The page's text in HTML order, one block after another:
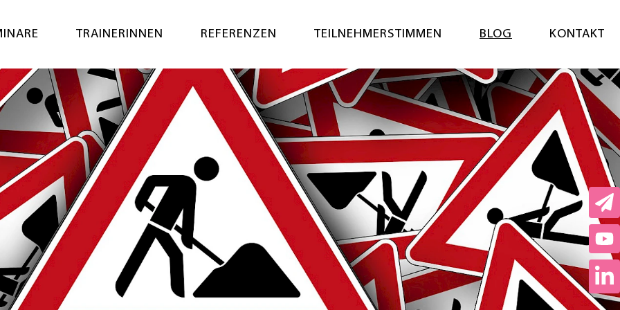
TRAINERINNEN REFERENZEN TEILNEHMERSTIMMEN BLOG KONTAKT